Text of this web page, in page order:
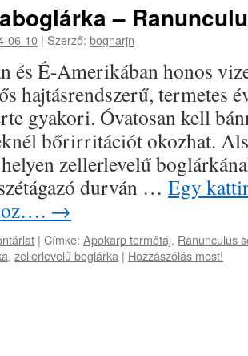
–
06-10 | Szerző: bognarjn
és É-Amerikában honos
hajtásrendszerű, termetes
gyakori. Óvatosan kell
bőrirritációt okozhat.
zellerlevelű
durván … Egy
→
| Címke: Apokarp termőtáj, Ranunculus
, zellerlevelű boglárka | Hozzászólás most!